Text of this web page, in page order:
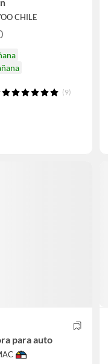
CHILE
(9)
para auto